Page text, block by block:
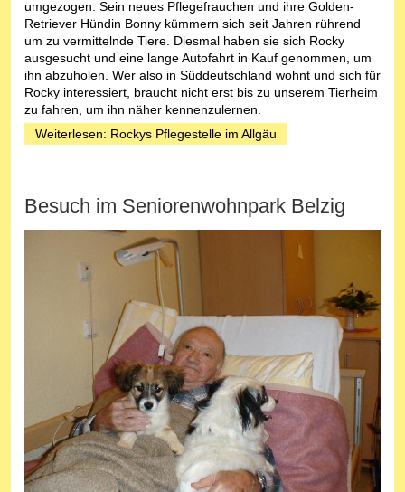
umgezogen. Sein neues Pflegefrauchen und ihre Golden-
Retriever Hündin Bonny kümmern sich seit Jahren rührend
um zu vermittelnde Tiere. Diesmal haben sie sich Rocky
ausgesucht und eine lange Autofahrt in Kauf genommen, um
ihn abzuholen. Wer also in Süddeutschland wohnt und sich für
Rocky interessiert, braucht nicht erst bis zu unserem Tierheim
zu fahren, um ihn näher kennenzulernen.
Weiterlesen: Rockys Pflegestelle im Allgäu
Besuch im Seniorenwohnpark Belzig